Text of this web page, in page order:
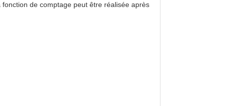
de comptage peut être réalisée après